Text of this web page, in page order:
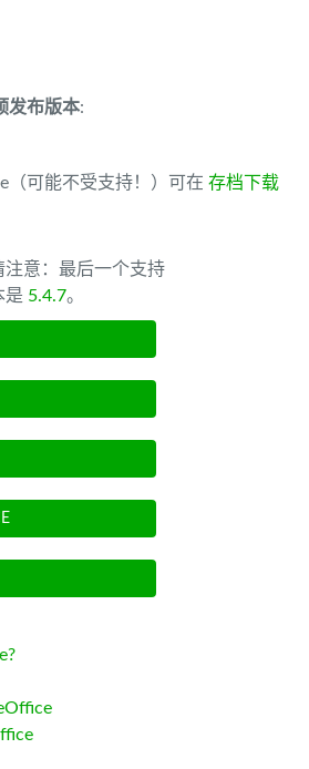
发布版本:
（可能不受支持！）可在 存档下载
意：最后一个支持
是 5.4.7。